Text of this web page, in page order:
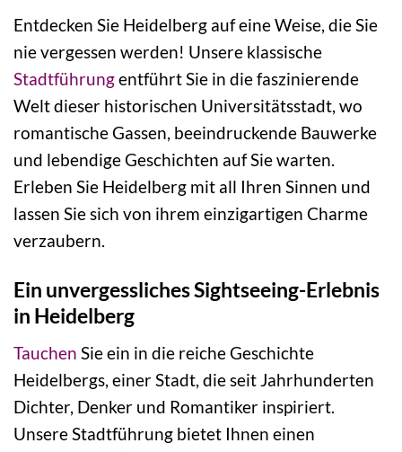
Entdecken Sie Heidelberg auf eine Weise, die Sie
nie vergessen werden! Unsere klassische
Stadtführungentführt Sie in die faszinierende
Welt dieser historischen Universitätsstadt, wo
romantische Gassen, beeindruckende Bauwerke
und lebendige Geschichten auf Sie warten.
Erleben Sie Heidelberg mit all Ihren Sinnen und
lassen Sie sich von ihrem einzigartigen Charme
verzaubern.
Ein unvergessliches Sightseeing-Erlebnis
in Heidelberg
Tauchen Sie ein in die reiche Geschichte
Heidelbergs, einer Stadt, die seit Jahrhunderten
Dichter, Denker und Romantiker inspiriert.
Unsere Stadtführung bietet Ihnen einen